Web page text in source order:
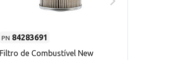
PN 84283691
Filtro de Combustível New